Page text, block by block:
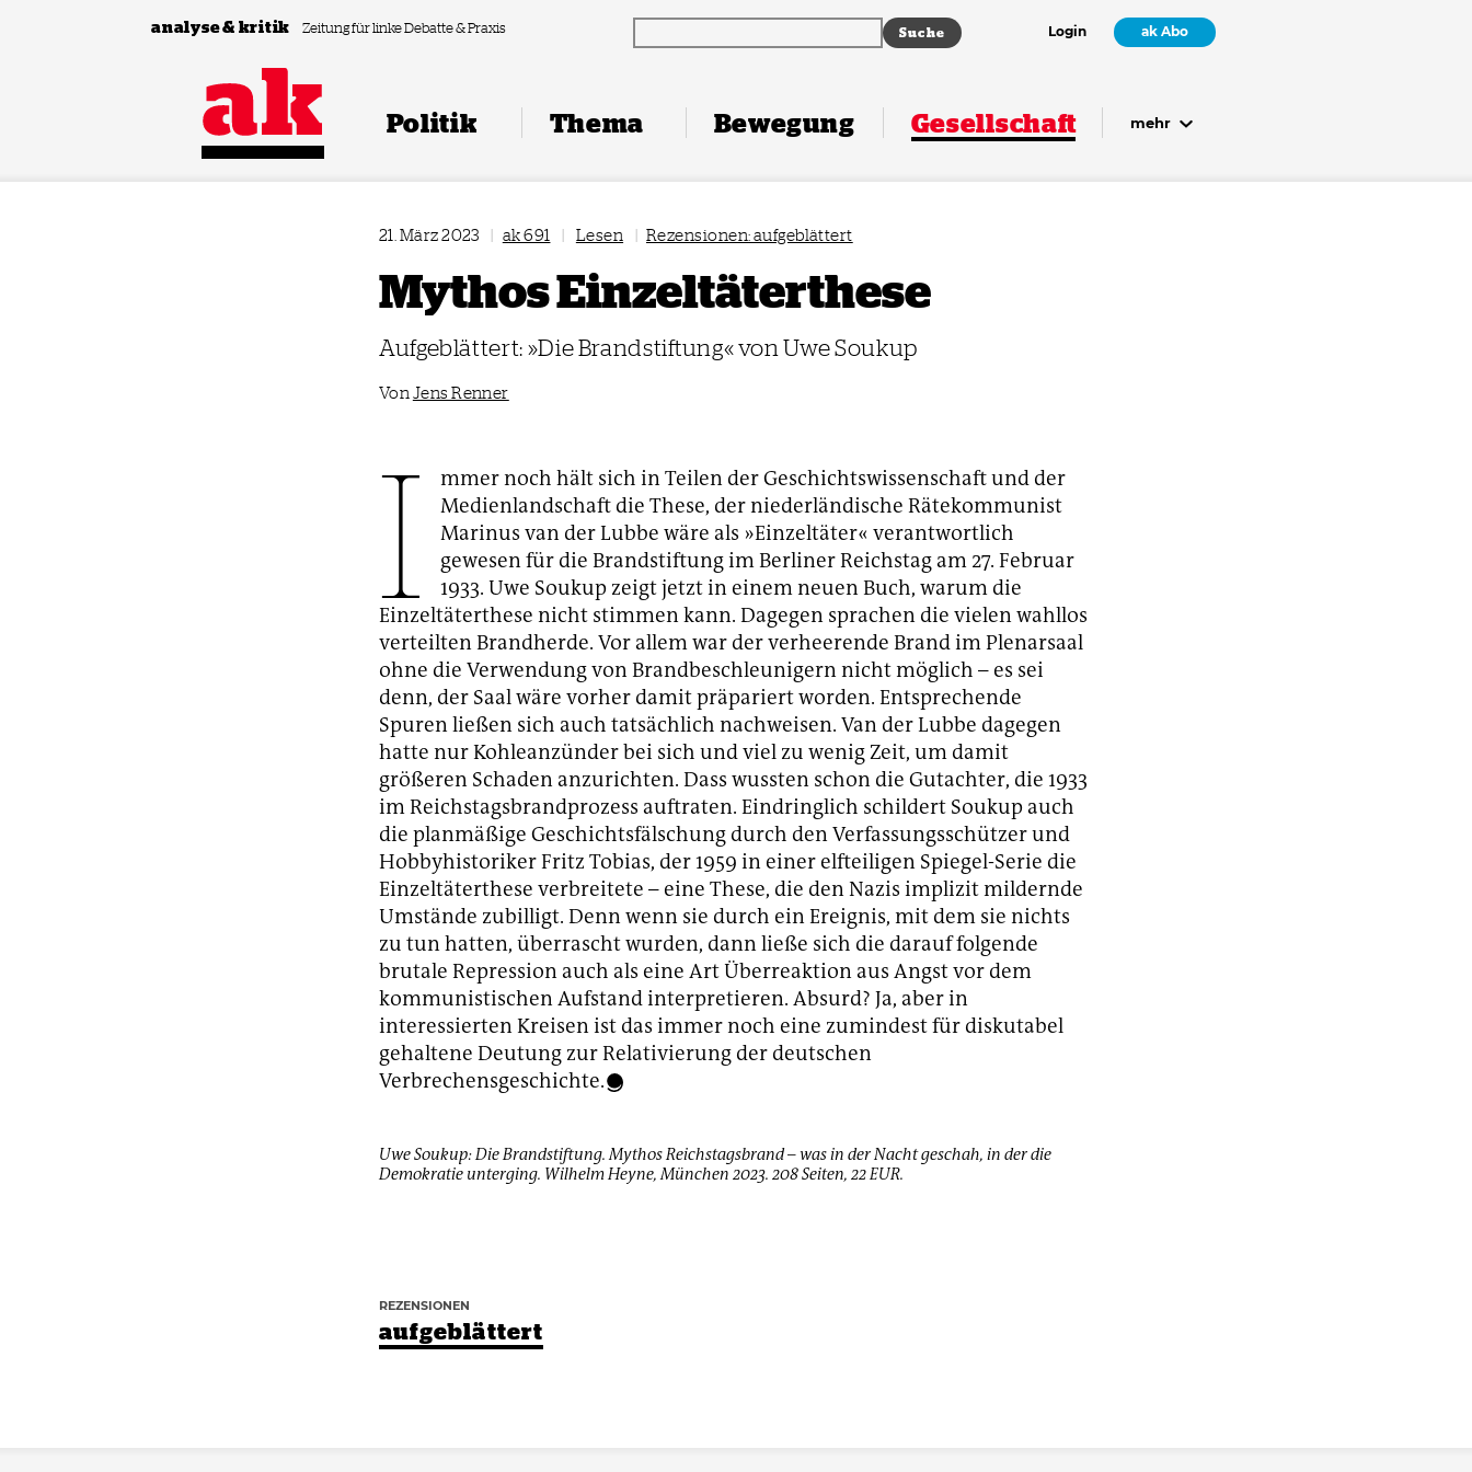
Zum Inhalt springen
analyse & kritik Zeitung für linke Debatte & Praxis Login ak Abo
Politik Thema Bewegung Gesellschaft mehr
21. März 2023 | ak 691 | Lesen | Rezensionen: aufgeblättert
Mythos Einzeltäterthese
Aufgeblättert: »Die Brandstiftung« von Uwe Soukup
VonJens Renner
I
mmer noch hält sich in Teilen der Geschichtswissenschaft und der
Medienlandschaft die These, der niederländische Rätekommunist
Marinus van der Lubbe wäre als »Einzeltäter« verantwortlich
gewesen für die Brandstiftung im Berliner Reichstag am 27. Februar
1933. Uwe Soukup zeigt jetzt in einem neuen Buch, warum die
Einzeltäterthese nicht stimmen kann. Dagegen sprachen die vielen wahllos
verteilten Brandherde. Vor allem war der verheerende Brand im Plenarsaal
ohne die Verwendung von Brandbeschleunigern nicht möglich – es sei
denn, der Saal wäre vorher damit präpariert worden. Entsprechende
Spuren ließen sich auch tatsächlich nachweisen. Van der Lubbe dagegen
hatte nur Kohleanzünder bei sich und viel zu wenig Zeit, um damit
größeren Schaden anzurichten. Dass wussten schon die Gutachter, die 1933
im Reichstagsbrandprozess auftraten. Eindringlich schildert Soukup auch
die planmäßige Geschichtsfälschung durch den Verfassungsschützer und
Hobbyhistoriker Fritz Tobias, der 1959 in einer elfteiligen Spiegel-Serie die
Einzeltäterthese verbreitete – eine These, die den Nazis implizit mildernde
Umstände zubilligt. Denn wenn sie durch ein Ereignis, mit dem sie nichts
zu tun hatten, überrascht wurden, dann ließe sich die darauf folgende
brutale Repression auch als eine Art Überreaktion aus Angst vor dem
kommunistischen Aufstand interpretieren. Absurd? Ja, aber in
interessierten Kreisen ist das immer noch eine zumindest für diskutabel
gehaltene Deutung zur Relativierung der deutschen
Verbrechensgeschichte.
Uwe Soukup: Die Brandstiftung. Mythos Reichstagsbrand – was in der Nacht geschah, in der die
Demokratie unterging. Wilhelm Heyne, München 2023. 208 Seiten, 22 EUR.
REZENSIONEN
aufgeblättert